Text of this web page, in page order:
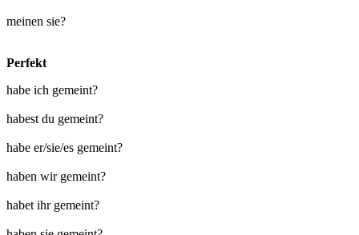
meinen sie?
Perfekt
habe ich gemeint?
habest du gemeint?
habe er/sie/es gemeint?
haben wir gemeint?
habet ihr gemeint?